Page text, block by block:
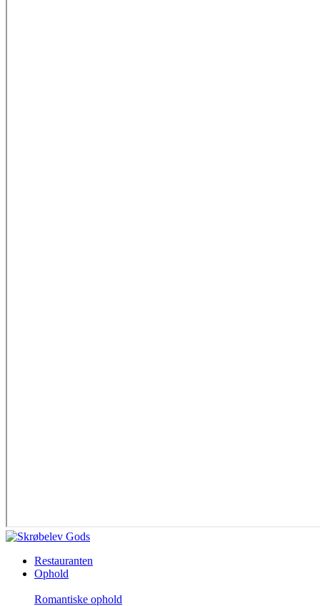
Restauranten
Ophold
Romantiske ophold